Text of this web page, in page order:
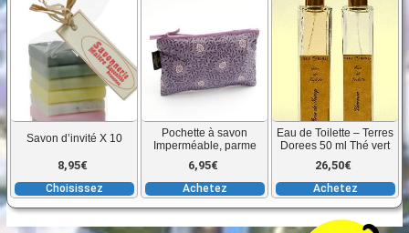
choisies
produit
Savon d’invité X 10
8,95€
Choisissez
produit
plusieurs
variations.
Les
options
être
choisies
Pochette à savon
Imperméable, parme
6,95€
Achetez
Eau de Toilette – Terres
Dorees 50 ml Thé vert
26,50€
Achetez